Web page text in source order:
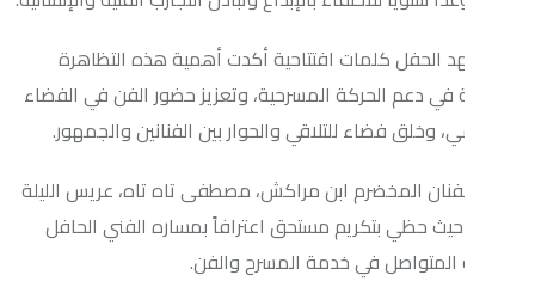
كلمات افتتاحية أكدت أهمية هذه التظاهرة
الحركة المسرحية، وتعزيز حضور الفن في الفضاء
فضاء للتلاقي والحوار بين الفنانين والجمهور.
المخضرم ابن مراكش، مصطفى تاه تاه، عريس الليلة
حظي بتكريم مستحق اعترافاً بمساره الفني الحافل
في خدمة المسرح والفن.